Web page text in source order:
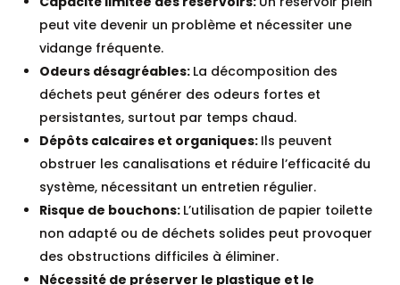
peut vite devenir un problème et nécessiter une
vidange fréquente.
Odeurs désagréables: La décomposition des
déchets peut générer des odeurs fortes et
persistantes, surtout par temps chaud.
Dépôts calcaires et organiques: Ils peuvent
obstruer les canalisations et réduire l’efficacité du
système, nécessitant un entretien régulier.
Risque de bouchons: L’utilisation de papier toilette
non adapté ou de déchets solides peut provoquer
des obstructions difficiles à éliminer.
Nécessité de préserver le plastique et le